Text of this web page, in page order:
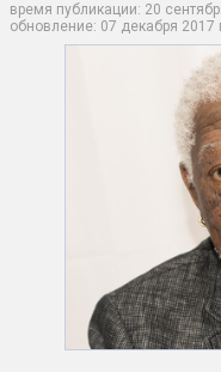
время публикации: 20
обновление: 07 декабря 2017